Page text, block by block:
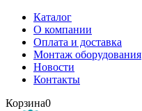
Каталог
О компании
Оплата и доставка
Монтаж оборудования
Новости
Контакты
Корзина0